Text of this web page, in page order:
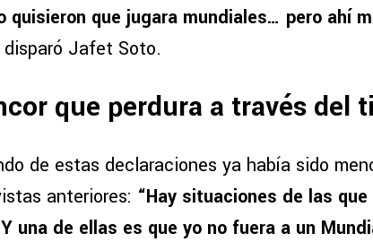
quisieron que jugara mundiales… pero ahí
disparó Jafet Soto.
que perdura a través del
de estas declaraciones ya había sido
anteriores: “Hay situaciones de las
una de ellas es que yo no fuera a un